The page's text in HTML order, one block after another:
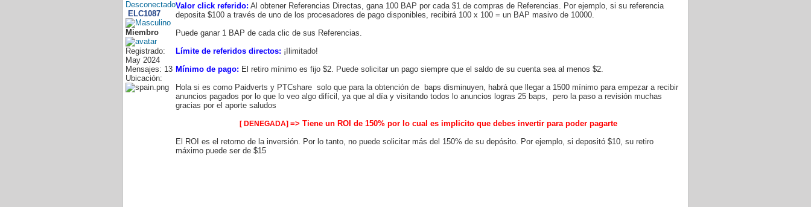
ELC1087
Miembro
Registrado:
May 2024
Mensajes: 13
Ubicación:
Valor click referido: Al obtener Referencias Directas, gana 100 BAP por cada $1 de compras de Referencias. Por ejemplo, si su referencia
deposita $100 a través de uno de los procesadores de pago disponibles, recibirá 100 x 100 = un BAP masivo de 10000.
Puede ganar 1 BAP de cada clic de sus Referencias.
Límite de referidos directos: ¡Ilimitado!
Mínimo de pago: El retiro mínimo es fijo $2. Puede solicitar un pago siempre que el saldo de su cuenta sea al menos $2.
Hola si es como Paidverts y PTCshare solo que para la obtención de baps disminuyen, habrá que llegar a 1500 mínimo para empezar a recibir
anuncios pagados por lo que lo veo algo difícil, ya que al día y visitando todos lo anuncios logras 25 baps, pero la paso a revisión muchas
gracias por el aporte saludos
[ DENEGADA] => Tiene un ROI de 150% por lo cual es implicito que debes invertir para poder pagarte
El ROI es el retorno de la inversión. Por lo tanto, no puede solicitar más del 150% de su depósito. Por ejemplo, si depositó $10, su retiro
máximo puede ser de $15